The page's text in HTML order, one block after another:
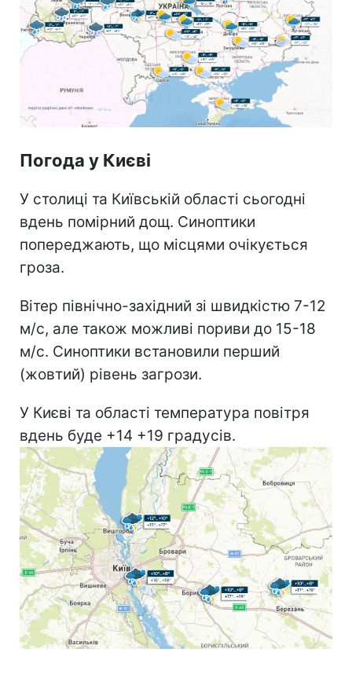
Погода у Києві
У столиці та Київській області сьогодні
вдень помірний дощ. Синоптики
попереджають, що місцями очікується
гроза.
Вітер північно-західний зі швидкістю 7-12
м/с, але також можливі пориви до 15-18
м/с. Синоптики встановили перший
(жовтий) рівень загрози.
У Києві та області температура повітря
вдень буде +14 +19 градусів.